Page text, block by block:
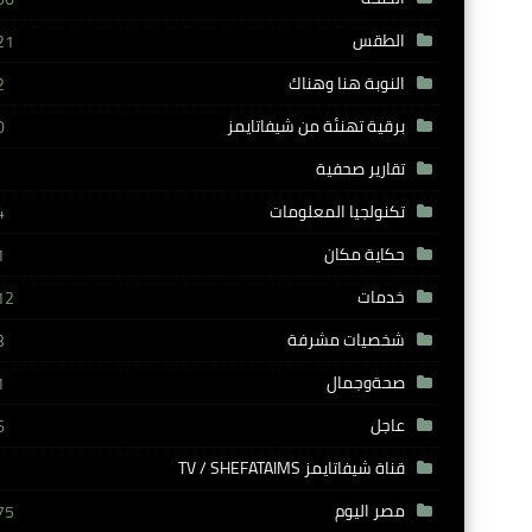
الطقس
النوبة هنا وهناك
برقية تهنئة من شيفاتايمز
تقارير صحفية
تكنولجيا المعلومات
حكاية مكان
خدمات
شخصيات مشرفة
صحةوجمال
عاجل
قناة شيفاتايمز TV / SHEFATAIMS
مصر اليوم